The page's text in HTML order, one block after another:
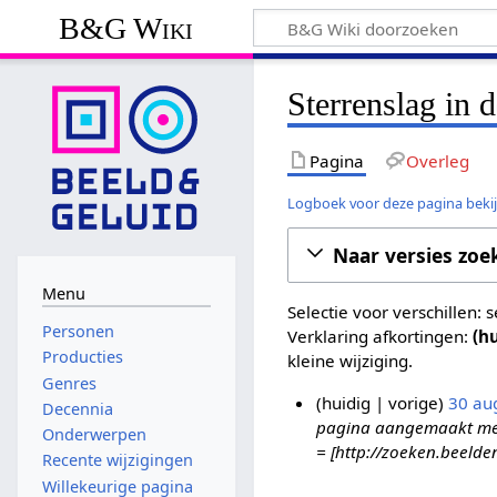
B&G Wiki
Sterrenslag in
Pagina Overleg
Logboek voor deze pagina
Naar versies
Selectie voor verschillen:
Verklaring afkortingen:
kleine wijziging.
huidig vorige 30
pagina aangemaakt
= [http://
Menu
Personen
Producties
Genres
Decennia
Onderwerpen
Recente wijzigingen
Willekeurige pagina